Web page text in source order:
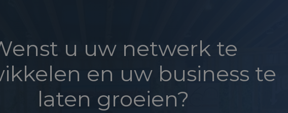
u uw netwerk te
en uw business te
laten groeien?